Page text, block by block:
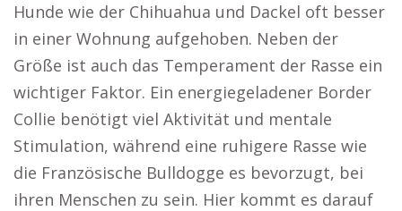
Hunde wie der Chihuahua und Dackel oft besser
in einer Wohnung aufgehoben. Neben der
Größe ist auch das Temperament der Rasse ein
wichtiger Faktor. Ein energiegeladener Border
Collie benötigt viel Aktivität und mentale
Stimulation, während eine ruhigere Rasse wie
die Französische Bulldogge es bevorzugt, bei
ihren Menschen zu sein. Hier kommt es darauf